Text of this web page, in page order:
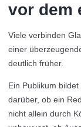
vor dem
Viele verbinden
einer
deutlich früher.
Ein Publikum
darüber, ob ein
nicht allein durch